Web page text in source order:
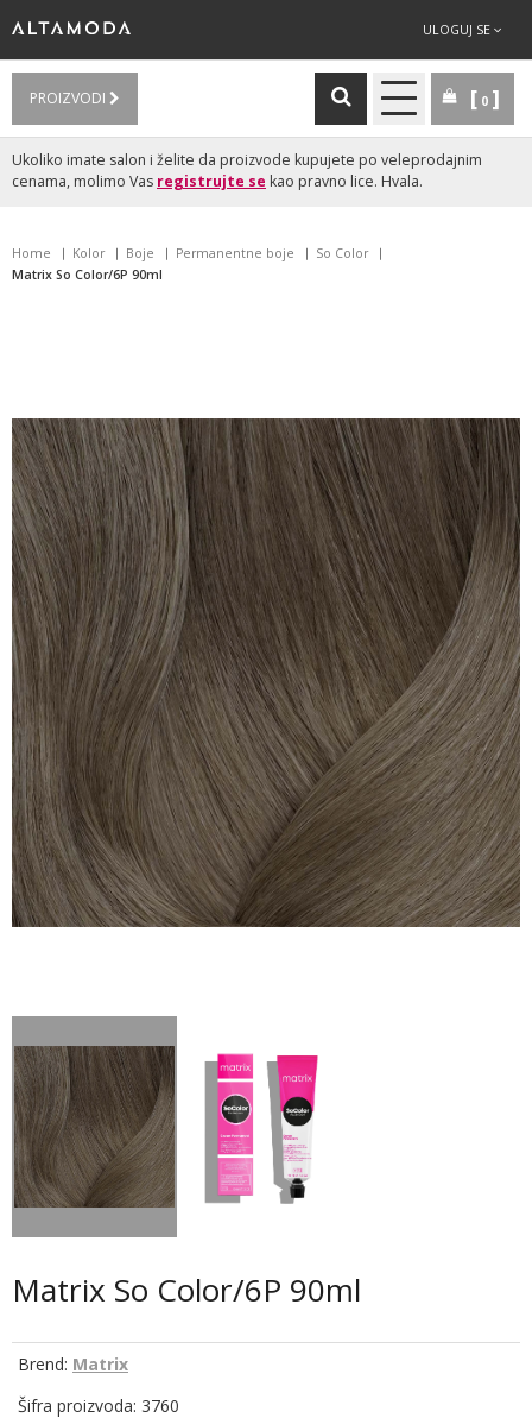
ULOGUJ SE
PROIZVODI 0
Ukoliko imate salon i želite da proizvode kupujete po veleprodajnim
cenama, molimo Vas registrujte se kao pravno lice. Hvala.
Home Kolor Boje Permanentne boje
So Color
Matrix So Color/6P 90ml
Matrix So Color/6P 90ml
Brend: Matrix
Šifra proizvoda: 3760